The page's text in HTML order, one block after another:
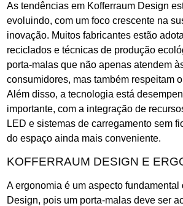
As tendências em Kofferraum Design
evoluindo, com um foco crescente na
inovação. Muitos fabricantes estão
reciclados e técnicas de produção
porta-malas que não apenas atendem
consumidores, mas também respeitam
Além disso, a tecnologia está
importante, com a integração de
LED e sistemas de carregamento sem
do espaço ainda mais conveniente.
KOFFERRAUM DESIGN E
A ergonomia é um aspecto fundamental
Design, pois um porta-malas deve ser